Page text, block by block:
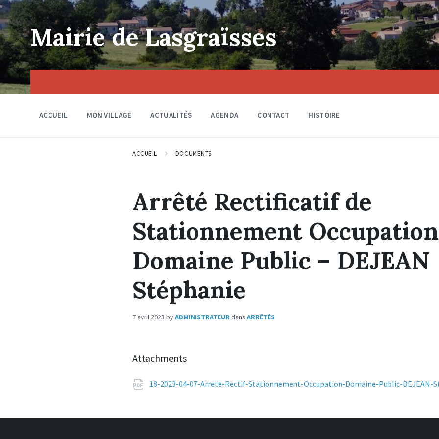
Skip
to
content
Skip
to
main
navigation
Skip
to
footer
Mairie de Lasgraïsses
ACCUEIL MON VILLAGE ACTUALITÉS AGENDA CONTACT HISTOIRE
ACCUEIL DOCUMENTS
Arrêté Rectificatif de
Stationnement Occupation
Domaine Public – DEJEAN
Stéphanie
7 avril 2023byADMINISTRATEURdansARRÊTÉS
Attachments
18-2023-04-07-Arrete-Rectif-Stationnement-Occupation-Domaine-Public-DEJEAN-